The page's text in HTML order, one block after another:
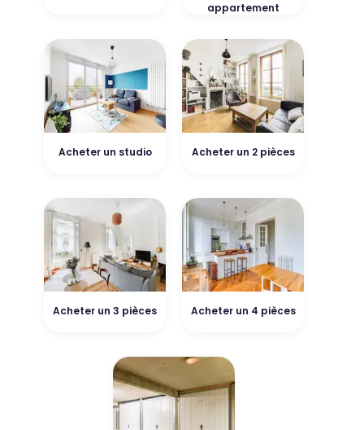
appartement
Acheter un studio Acheter un 2 pièces
Acheter un 3 pièces Acheter un 4 pièces